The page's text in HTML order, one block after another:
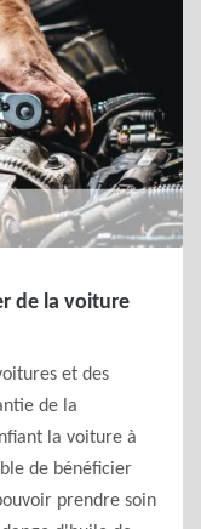
de la voiture
et des
de la
la voiture à
de bénéficier
prendre soin